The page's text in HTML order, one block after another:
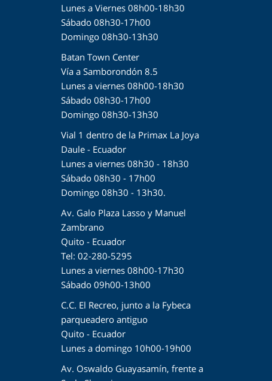
Lunes a Viernes 08h00-18h30
Sábado 08h30-17h00
Domingo 08h30-13h30
Batan Town Center
Vía a Samborondón 8.5
Lunes a viernes 08h00-18h30
Sábado 08h30-17h00
Domingo 08h30-13h30
Vial 1 dentro de la Primax La Joya
Daule - Ecuador
Lunes a viernes 08h30 - 18h30
Sábado 08h30 - 17h00
Domingo 08h30 - 13h30.
Av. Galo Plaza Lasso y Manuel
Zambrano
Quito - Ecuador
Tel: 02-280-5295
Lunes a viernes 08h00-17h30
Sábado 09h00-13h00
C.C. El Recreo, junto a la Fybeca
parqueadero antiguo
Quito - Ecuador
Lunes a domingo 10h00-19h00
Av. Oswaldo Guayasamín, frente a